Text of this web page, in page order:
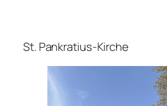
St. Pankratius-Kirche